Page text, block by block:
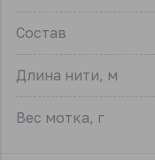
Состав
Длина нити, м
Вес мотка, г